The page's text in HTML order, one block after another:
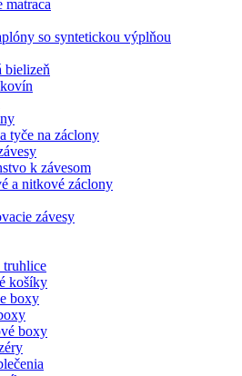
matraca
so syntetickou výplňou
bielizeň
tyče na záclony
k závesom
a nitkové záclony
závesy
truhlice
košíky
boxy
boxy